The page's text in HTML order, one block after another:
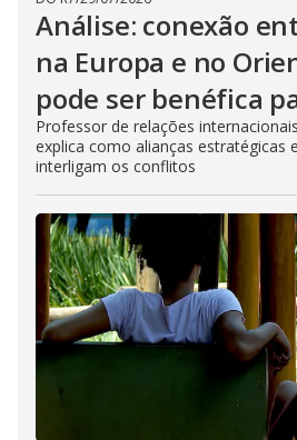
Análise: conexão
na Europa e no
pode ser benéfica
Professor de relações
explica como alianças estratégicas
interligam os conflitos